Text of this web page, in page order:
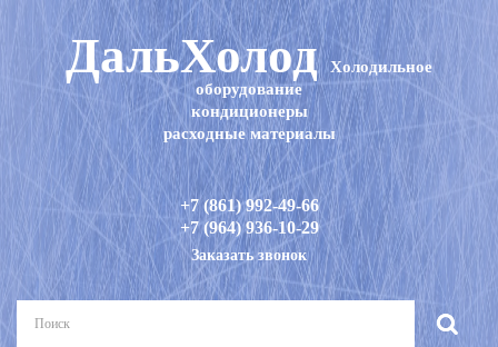
ДальХолодХолодильное
оборудование
кондиционеры
расходные материалы
+7 (861) 992-49-66
+7 (964) 936-10-29
Заказать звонок